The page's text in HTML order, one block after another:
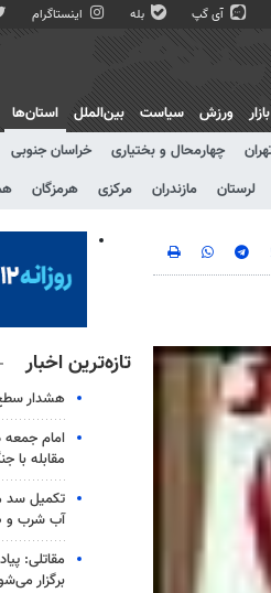
آی گپ بله اینستاگرام
بازار ورزش سیاست بین‌الملل
استان‌ها
چهارمحال و بختیاری خراسان جنوبی
لرستان مازندران مرکزی هرمزگان
تازه‌ترین اخبار
هشدار
امام جمعه
مقابله
تکمیل سد
آب شرب و
مقاتلی:
برگزار